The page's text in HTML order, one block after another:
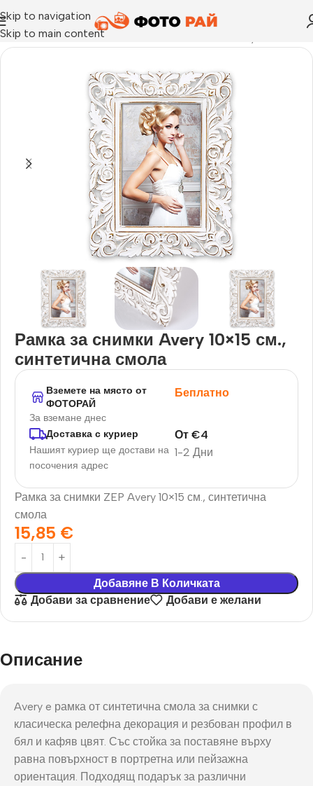
Skip to navigation
Skip to main content
Начало›Любов и сватба
Рамка за снимки Avery 10×15 см.,
синтетична смола
Вземете на място от
ФОТОРАЙ
За вземане днес
Беплатно
Доставка с куриер
Нашият куриер ще достави на
посочения адрес
1-2 Дни
От€4
Рамка за снимки ZEP Avery 10×15 см., синтетична
смола
15,85 €
Добавяне В Количката
Добави за сравнение
Добави е желани
Описание
Avery e рамка от синтетична смола за снимки с
класическа релефна декорация и резбован профил в
бял и кафяв цвят. Със стойка за поставяне върху
равна повърхност в портретна или пейзажна
ориентация. Подходящ подарък за различни